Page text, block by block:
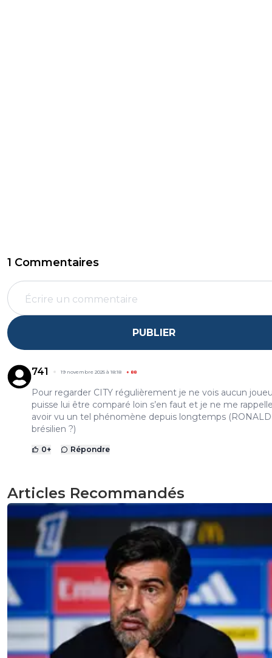
1 Commentaires
PUBLIER
741 19 novembre 2025 à 18:18 + 88
Pour regarder CITY régulièrement je ne vois aucun
puisse lui être comparé loin s’en faut et je ne me
avoir vu un tel phénomène depuis longtemps
brésilien ?)
0+ Répondre
Articles Recommandés